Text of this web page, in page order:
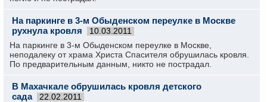
На паркинге в 3-м Обыденском переулке в Москве
рухнула кровля
10.03.2011
На паркинге в 3-м Обыденском переулке в Москве,
неподалеку от храма Христа Спасителя обрушилась кровля.
По предварительным данным, никто не пострадал.
В Махачкале обрушилась кровля детского
сада
22.02.2011